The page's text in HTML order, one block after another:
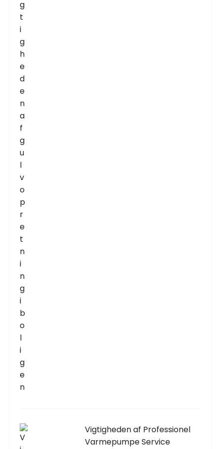
Vigtigheden af Professionel
Varmepumpe Service